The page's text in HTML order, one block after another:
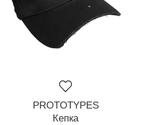
PROTOTYPES
Кепка